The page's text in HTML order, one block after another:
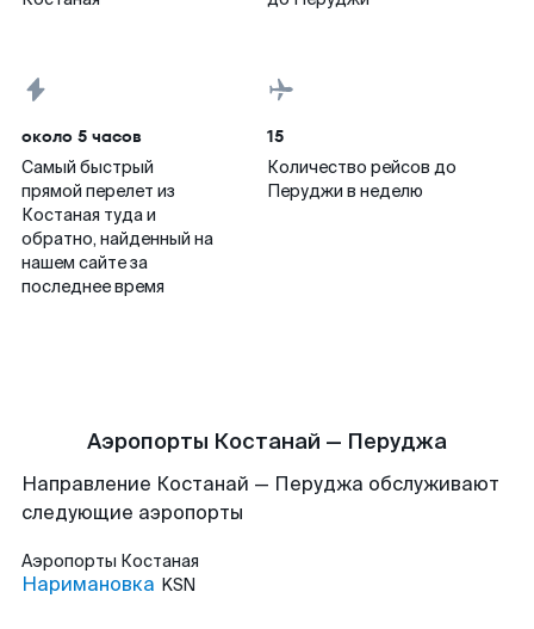
около 5 часов
Самый быстрый
прямой перелет из
Костаная туда и
обратно, найденный на
нашем сайте за
последнее время
15
Количество рейсов до
Перуджи в неделю
Аэропорты Костанай — Перуджа
Направление Костанай — Перуджа обслуживают
следующие аэропорты
Аэропорты Костаная
Наримановка KSN